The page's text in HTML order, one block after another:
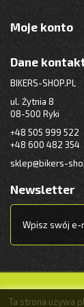
Moje konto
Dane
BIKERS-SHOP.PL
ul. Żytnia 8
08-500 Ryki
+48 505 999 522
+48 600 482 354
sklep@bikers-
Newsletter
Ta strona używa